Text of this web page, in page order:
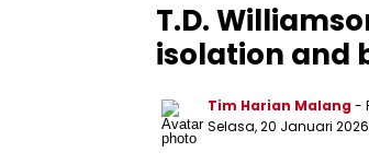
T.D.
isolation and
Tim Harian Malang-
Selasa, 20 Januari 2026